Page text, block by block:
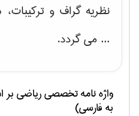
نظریه گراف و تركیبات،
... می گردد.
واژه نامه تخصصیرياضیبر
به فارسی)